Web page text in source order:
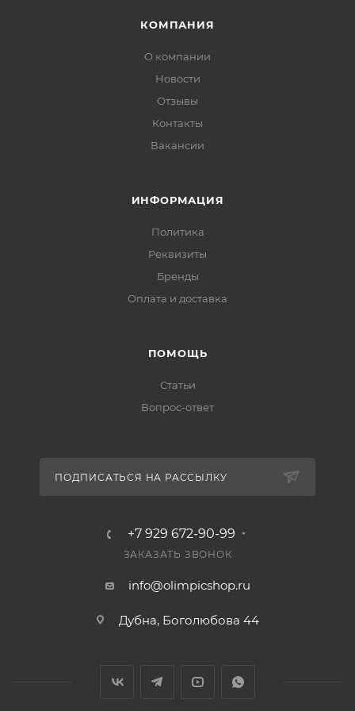
КОМПАНИЯ
О компании
Новости
Отзывы
Контакты
Вакансии
ИНФОРМАЦИЯ
Политика
Реквизиты
Бренды
Оплата и доставка
ПОМОЩЬ
Статьи
Вопрос-ответ
ПОДПИСАТЬСЯ НА РАССЫЛКУ
+7 929 672-90-99
ЗАКАЗАТЬ ЗВОНОК
info@olimpicshop.ru
Дубна, Боголюбова 44